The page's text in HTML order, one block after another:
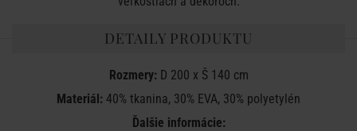
DETAILY PRODUKTU
Rozmery:D 200 x Š 140 cm
Materiál: 40% tkanina, 30% EVA, 30% polyetylén
Ďalšie informácie: